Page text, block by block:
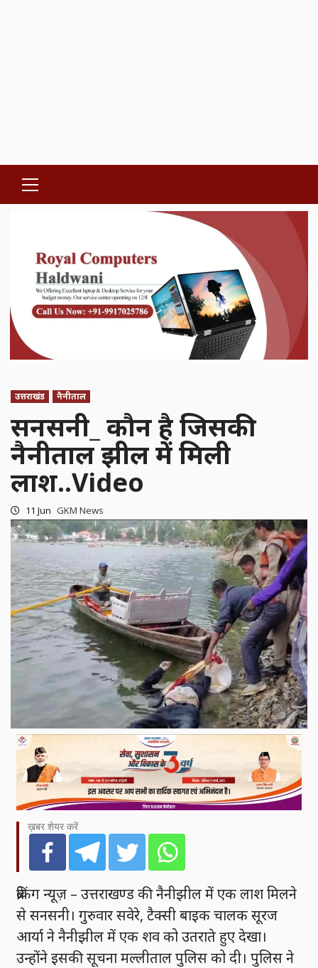
Primary
Menu
उत्तराखंड नैनीताल
सनसनी_ कौन है जिसकी
नैनीताल झील में मिली
लाश..Video
11 Jun GKM News
ख़बर शेयर करें
ब्रेकिंग न्यूज़ – उत्तराखण्ड की नैनीझील में एक लाश मिलने
से सनसनी। गुरुवार सवेरे, टैक्सी बाइक चालक सूरज
आर्या ने नैनीझील में एक शव को उतराते हुए देखा।
उन्होंने इसकी सूचना मल्लीताल पुलिस को दी। पुलिस ने